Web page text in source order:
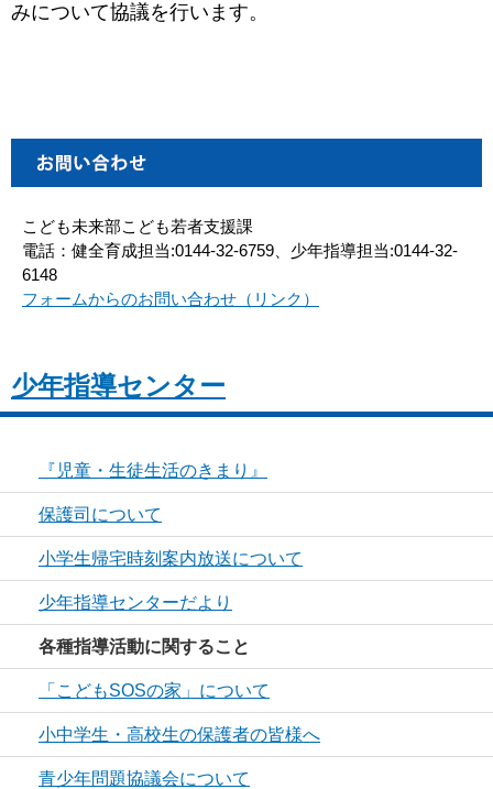
みについて協議を行います。
こども未来部こども若者支援課
電話：健全育成担当:0144-32-6759、少年指導担当:0144-32-
6148
フォームからのお問い合わせ（リンク）
少年指導センター
『児童・生徒生活のきまり』
保護司について
小学生帰宅時刻案内放送について
少年指導センターだより
各種指導活動に関すること
「こどもSOSの家」について
小中学生・高校生の保護者の皆様へ
青少年問題協議会について